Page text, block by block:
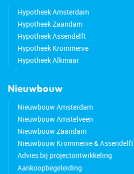
Hypotheek Amsterdam
Hypotheek Zaandam
Hypotheek Assendelft
Hypotheek Krommenie
Hypotheek Alkmaar
Nieuwbouw
Nieuwbouw Amsterdam
Nieuwbouw Amstelveen
Nieuwbouw Zaandam
Nieuwbouw Krommenie & Assendelft
Advies bij projectontwikkeling
Aankoopbegeleiding